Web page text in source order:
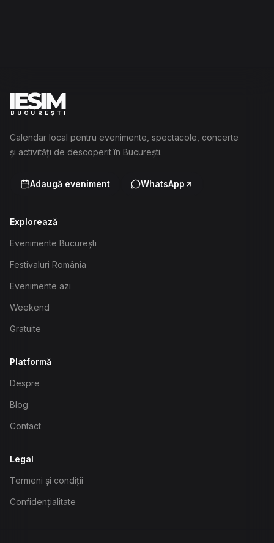
BUCUREȘTI
Calendar local pentru evenimente, spectacole, concerte
și activități de descoperit în București.
Adaugă eveniment WhatsApp
Explorează
Evenimente București
Festivaluri România
Evenimente azi
Weekend
Gratuite
Platformă
Despre
Blog
Contact
Legal
Termeni și condiții
Confidențialitate